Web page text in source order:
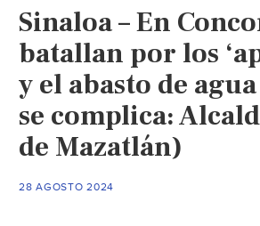
Sinaloa – En
batallan por los
y el abasto de
se complica:
de Mazatlán)
28 AGOSTO 2024